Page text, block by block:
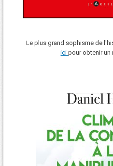
Le plus grand sophisme de
icipour obtenir un